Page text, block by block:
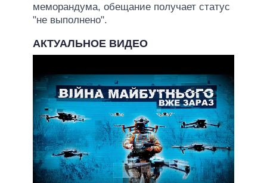
меморандума, обещание получает статус
"не выполнено".
АКТУАЛЬНОЕ ВИДЕО